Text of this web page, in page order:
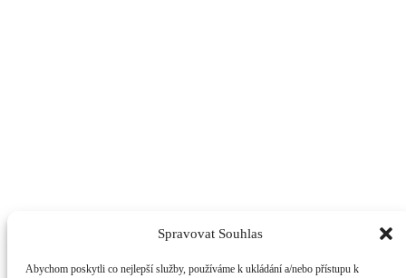
Spravovat Souhlas
Abychom poskytli co nejlepší služby, používáme k ukládání a/nebo přístupu k